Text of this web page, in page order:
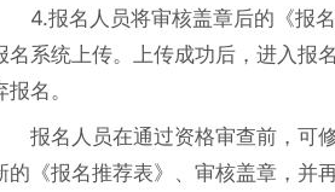
4.报名人员将审核盖章后的《报
名系统上传。上传成功后，进入报
报名。
报名人员在通过资格审查前，可
的《报名推荐表》、审核盖章，并再